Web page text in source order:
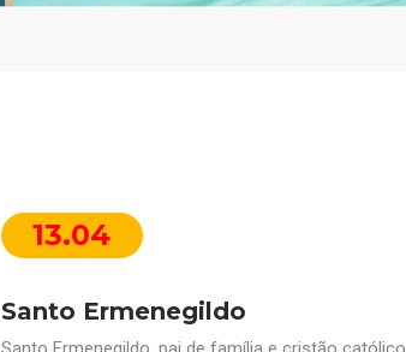
13.04
Santo Ermenegildo